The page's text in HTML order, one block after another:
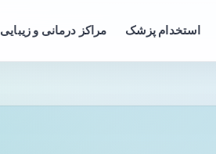
استخدام پزشک مراکز درمانی و زیبایی